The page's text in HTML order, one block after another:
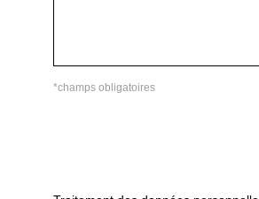
*champs obligatoires